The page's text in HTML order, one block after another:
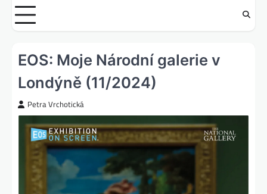
content
EOS: Moje Národní galerie v
Londýně (11/2024)
Petra Vrchotická